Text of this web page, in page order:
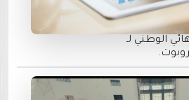
الوطني لـ